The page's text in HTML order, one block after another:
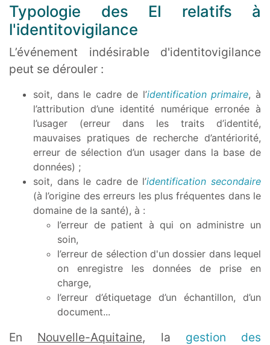
Typologie des EI relatifs à
l'identitovigilance
L’événement indésirable d'identitovigilance
peut se dérouler :
soit, dans le cadre de l’identification primaire, à
l’attribution d’une identité numérique erronée à
l’usager (erreur dans les traits d’identité,
mauvaises pratiques de recherche d’antériorité,
erreur de sélection d’un usager dans la base de
données) ;
soit, dans le cadre de l’identification secondaire
(à l’origine des erreurs les plus fréquentes dans le
domaine de la santé), à :
l’erreur de patient à qui on administre un
soin,
l’erreur de sélection d'un dossier dans lequel
on enregistre les données de prise en
charge,
l’erreur d’étiquetage d’un échantillon, d’un
document...
En Nouvelle-Aquitaine, la gestion des